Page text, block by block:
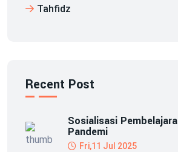
Tahfidz
Recent Post
Sosialisasi
Pandemi
Fri,11 Jul 2025